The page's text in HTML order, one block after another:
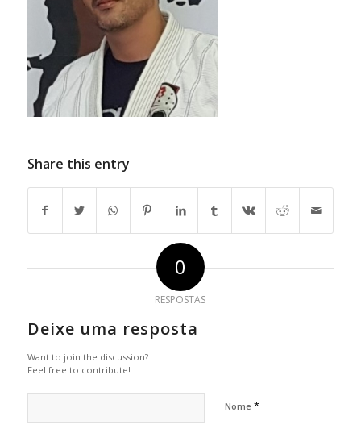
Share this entry
0
RESPOSTAS
Deixe uma resposta
Want to join the discussion?
Feel free to contribute!
Nome *